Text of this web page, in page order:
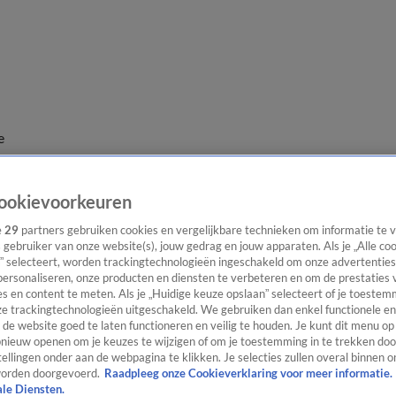
29 partners gebruiken cookies en vergelijkbare technieken om informatie te
gebruiker van onze website(s), jouw gedrag en jouw apparaten. Als je „Alle
selecteert, worden trackingtechnologieën ingeschakeld om onze
onze producten en diensten te verbeteren en om de prestaties
en content te meten. Als je „Huidige keuze opslaan” selecteert of je
trackingtechnologieën uitgeschakeld. We gebruiken dan enkel functionele
de website goed te laten functioneren en veilig te houden. Je kunt dit menu
openen om je keuzes te wijzigen of om je toestemming in te trekken
onder aan de webpagina te klikken. Je selecties zullen overal binnen
doorgevoerd. Raadpleeg onze Cookieverklaring voor meer informatie.
Diensten.